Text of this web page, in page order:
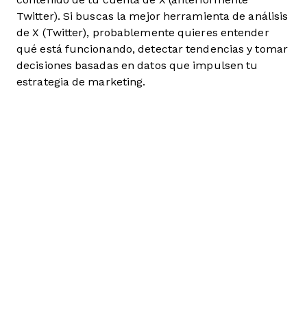
Twitter). Si buscas la mejor herramienta de análisis
de X (Twitter), probablemente quieres entender
qué está funcionando, detectar tendencias y tomar
decisiones basadas en datos que impulsen tu
estrategia de marketing.